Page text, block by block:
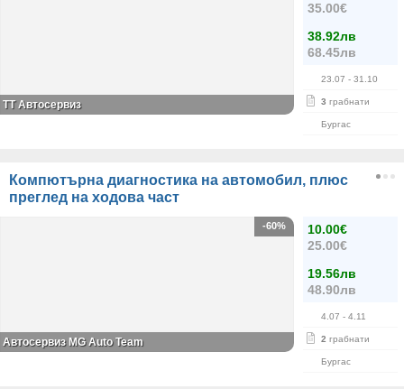
35.00€
38.92лв
68.45лв
23.07 - 31.10
3 грабнати
Бургас
TT Автосервиз
Компютърна диагностика на автомобил, плюс
преглед на ходова част
10.00€
25.00€
19.56лв
48.90лв
4.07 - 4.11
2 грабнати
Бургас
-60%
Автосервиз MG Auto Team